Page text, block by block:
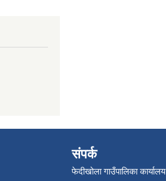
संपर्क
फेदीखोला गाउँपालिका कार्यालय